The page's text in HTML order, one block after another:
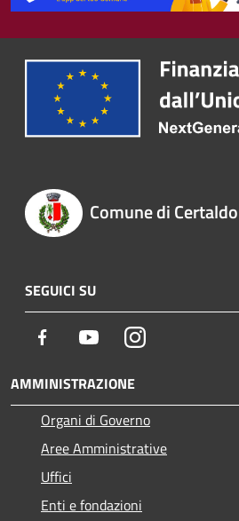
Comune di Certaldo
SEGUICI SU
Facebook YoutubeInstagram
AMMINISTRAZIONE
Organi di Governo
Aree Amministrative
Uffici
Enti e fondazioni